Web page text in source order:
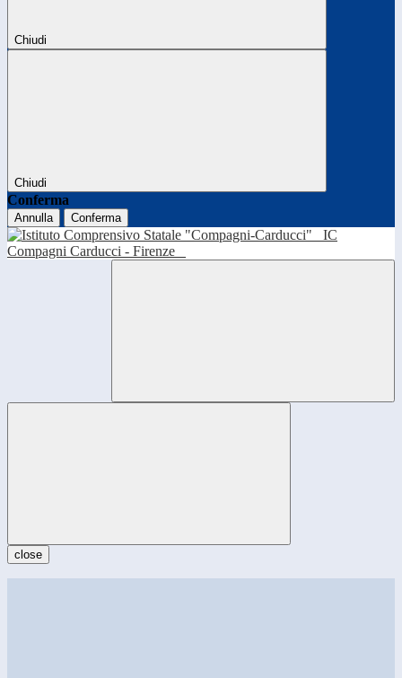
Chiudi
Chiudi
Conferma
Annulla Conferma
IC
Compagni Carducci - Firenze
close